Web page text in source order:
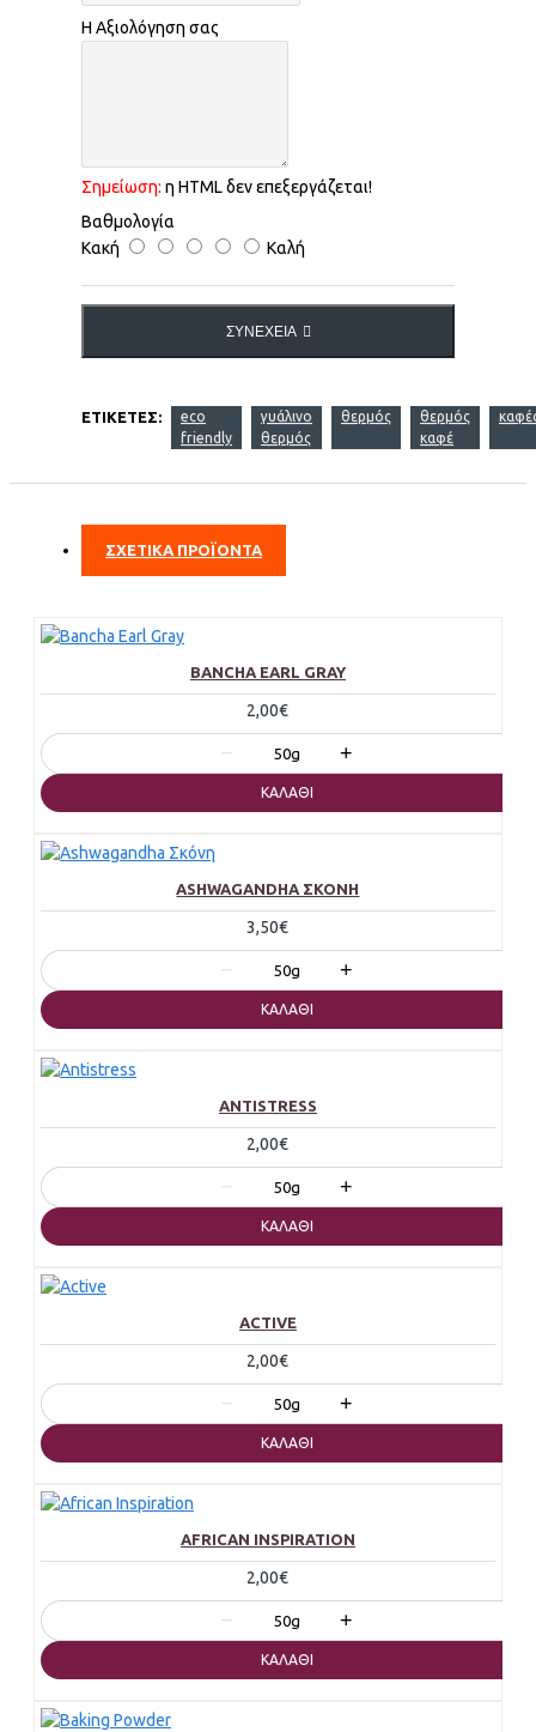
Η Αξιολόγηση σας
Σημείωση: η HTML δεν επεξεργάζεται!
Βαθμολογία
Κακή
Καλή
ΣΥΝΈΧΕΙΑ
ΕΤΙΚΈΤΕΣ:
eco
friendly
γυάλινο
θερμός
θερμός
θερμός
καφέ
ΣΧΕΤΙΚΑ ΠΡΟΪΟΝΤΑ
BANCHA EARL GRAY
2,00€
− 50g +
ΚΑΛΆΘΙ
ASHWAGANDHA ΣΚΌΝΗ
3,50€
− 50g +
ΚΑΛΆΘΙ
ANTISTRESS
2,00€
− 50g +
ΚΑΛΆΘΙ
ACTIVE
2,00€
− 50g +
ΚΑΛΆΘΙ
AFRICAN INSPIRATION
2,00€
− 50g +
ΚΑΛΆΘΙ